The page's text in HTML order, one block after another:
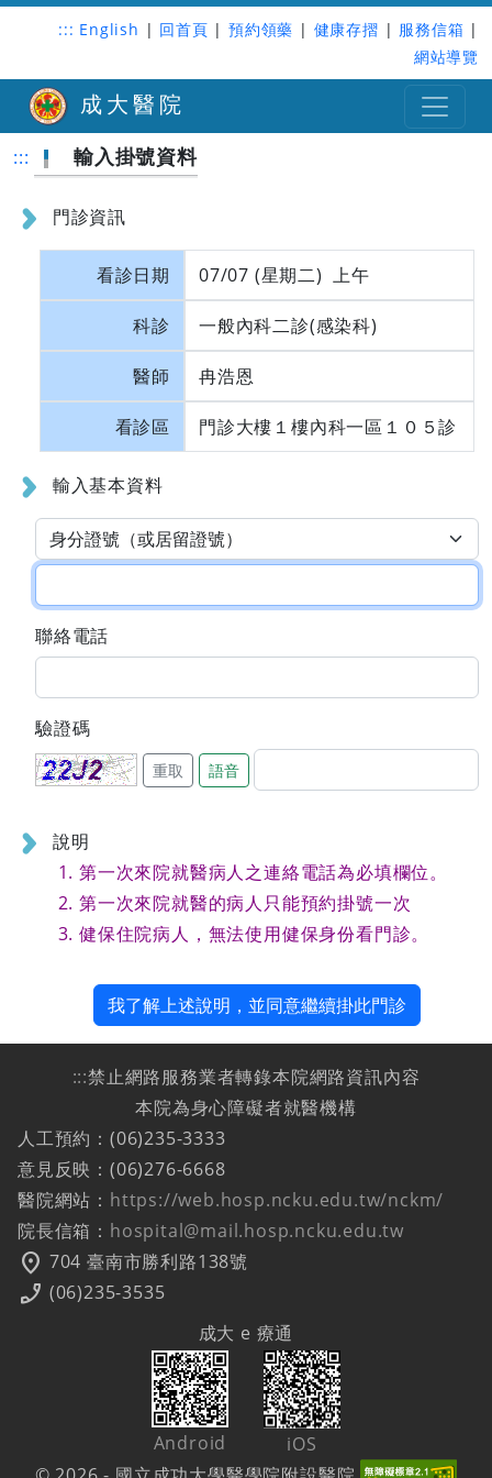
::: English | 回首頁 | 預約領藥 | 健康存摺 | 服務信箱 |
網站導覽
成大醫院
::: 輸入掛號資料
門診資訊
看診日期 07/07 (星期二) 上午
科診 一般內科二診(感染科)
醫師 冉浩恩
看診區 門診大樓１樓內科一區１０５診
輸入基本資料
聯絡電話
驗證碼
重取 語音
說明
第一次來院就醫病人之連絡電話為必填欄位。
第一次來院就醫的病人只能預約掛號一次
健保住院病人，無法使用健保身份看門診。
我了解上述說明，並同意繼續掛此門診
:::禁止網路服務業者轉錄本院網路資訊內容
本院為身心障礙者就醫機構
人工預約：(06)235-3333
意見反映：(06)276-6668
醫院網站： https://web.hosp.ncku.edu.tw/nckm/
院長信箱： hospital@mail.hosp.ncku.edu.tw
location_on 704 臺南市勝利路138號
phone_enabled (06)235-3535
成大 e 療通
Android
iOS